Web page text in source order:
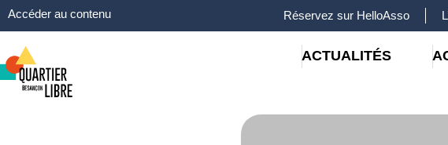
Accéder au contenu Réservez sur HelloAsso
ACTUALITÉS
Panneau de gestion des cookies